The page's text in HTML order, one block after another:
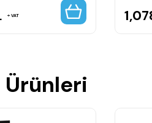
VAT